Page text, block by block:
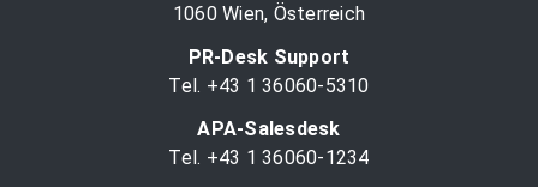
1060 Wien, Österreich
PR-Desk Support
Tel. +43 1 36060-5310
APA-Salesdesk
Tel. +43 1 36060-1234